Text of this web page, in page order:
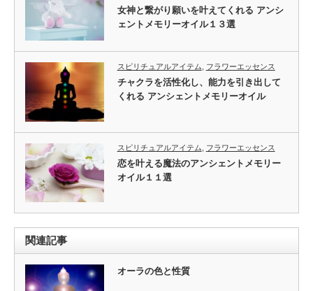
女神と繋がり願いを叶えてくれる アンシ
ェントメモリーオイル１３選
スピリチュアルアイテム フラワーエッセンス
チャクラを活性化し、能力を引き出して
くれる アンシェントメモリーオイル
スピリチュアルアイテム フラワーエッセンス
恋を叶える魔法のアンシェントメモリー
オイル１１選
関連記事
オーラの色と性質